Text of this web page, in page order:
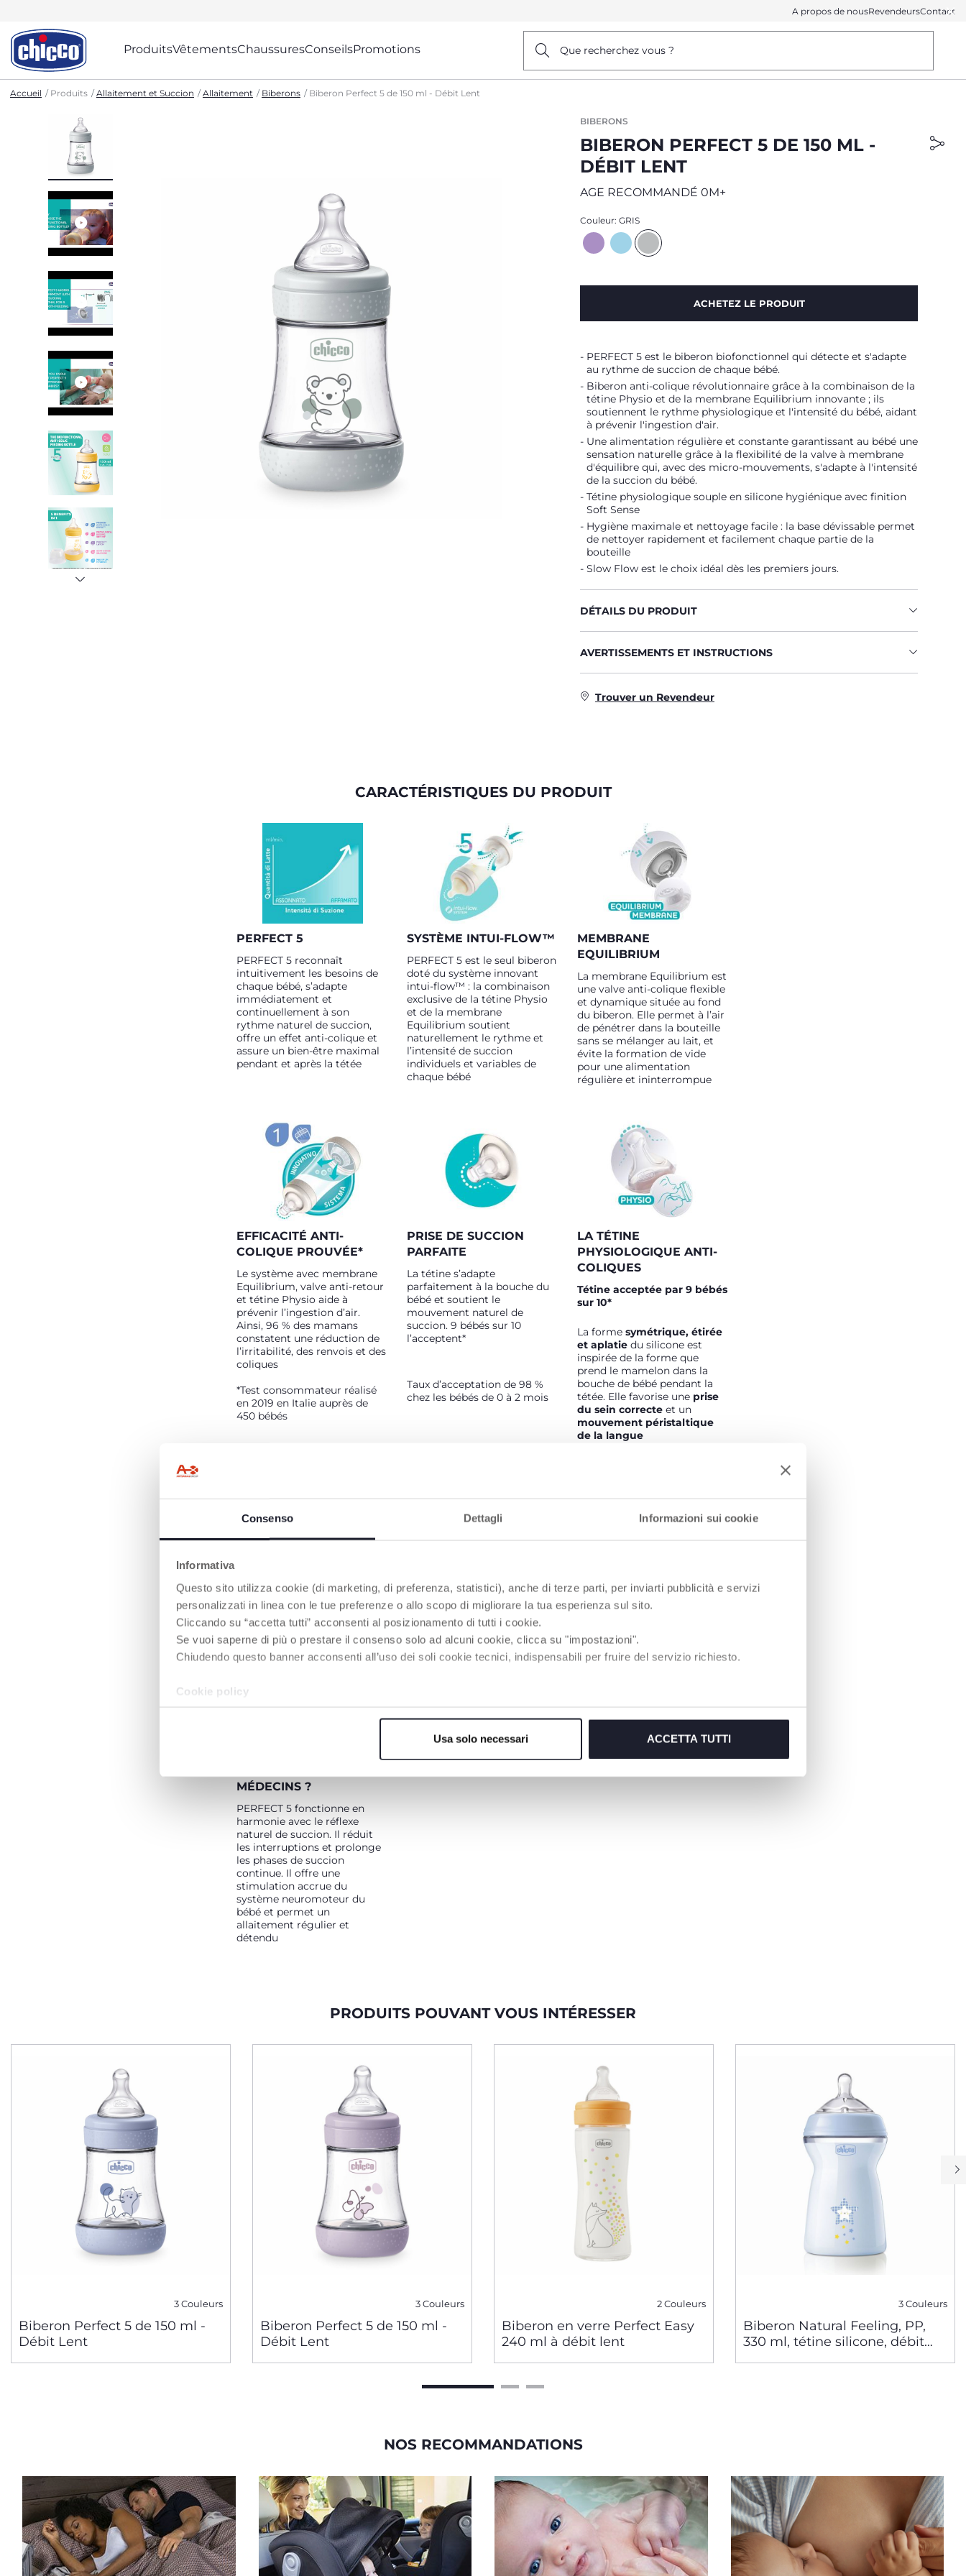
Consenso Dettagli Informazioni sui cookie
Informativa
Questo sito utilizza cookie (di marketing, di preferenza, statistici), anche di terze parti, per inviarti pubblicità e servizi
personalizzati in linea con le tue preferenze o allo scopo di migliorare la tua esperienza sul sito.
Cliccando su “accetta tutti” acconsenti al posizionamento di tutti i cookie.
Se vuoi saperne di più o prestare il consenso solo ad alcuni cookie, clicca su "impostazioni".
Chiudendo questo banner acconsenti all’uso dei soli cookie tecnici, indispensabili per fruire del servizio richiesto.
Cookie policy
Usa solo necessari ACCETTA TUTTI
A propos de nousRevendeursContact
ProduitsVêtementsChaussuresConseilsPromotions Que recherchez vous ?
Accueil Produits Allaitement et Succion Allaitement Biberons Biberon Perfect 5 de 150 ml - Débit Lent
BIBERONS
BIBERON PERFECT 5 DE 150 ML -
DÉBIT LENT
AGE RECOMMANDÉ 0M+
Couleur: GRIS
ACHETEZ LE PRODUIT
PERFECT 5 est le biberon biofonctionnel qui détecte et s'adapte
au rythme de succion de chaque bébé.
Biberon anti-colique révolutionnaire grâce à la combinaison de la
tétine Physio et de la membrane Equilibrium innovante ; ils
soutiennent le rythme physiologique et l'intensité du bébé, aidant
à prévenir l'ingestion d'air.
Une alimentation régulière et constante garantissant au bébé une
sensation naturelle grâce à la flexibilité de la valve à membrane
d'équilibre qui, avec des micro-mouvements, s'adapte à l'intensité
de la succion du bébé.
Tétine physiologique souple en silicone hygiénique avec finition
Soft Sense
Hygiène maximale et nettoyage facile : la base dévissable permet
de nettoyer rapidement et facilement chaque partie de la
bouteille
Slow Flow est le choix idéal dès les premiers jours.
DÉTAILS DU PRODUIT
AVERTISSEMENTS ET INSTRUCTIONS
Trouver un Revendeur
CARACTÉRISTIQUES DU PRODUIT
PERFECT 5
PERFECT 5 reconnaît
intuitivement les besoins de
chaque bébé, s’adapte
immédiatement et
continuellement à son
rythme naturel de succion,
offre un effet anti-colique et
assure un bien-être maximal
pendant et après la tétée
SYSTÈME INTUI-FLOW™
PERFECT 5 est le seul biberon
doté du système innovant
intui-flow™ : la combinaison
exclusive de la tétine Physio
et de la membrane
Equilibrium soutient
naturellement le rythme et
l’intensité de succion
individuels et variables de
chaque bébé
MEMBRANE
EQUILIBRIUM
La membrane Equilibrium est
une valve anti-colique flexible
et dynamique située au fond
du biberon. Elle permet à l’air
de pénétrer dans la bouteille
sans se mélanger au lait, et
évite la formation de vide
pour une alimentation
régulière et ininterrompue
EFFICACITÉ ANTI-
COLIQUE PROUVÉE*
Le système avec membrane
Equilibrium, valve anti-retour
et tétine Physio aide à
prévenir l’ingestion d’air.
Ainsi, 96 % des mamans
constatent une réduction de
l’irritabilité, des renvois et des
coliques
*Test consommateur réalisé
en 2019 en Italie auprès de
450 bébés
PRISE DE SUCCION
PARFAITE
La tétine s’adapte
parfaitement à la bouche du
bébé et soutient le
mouvement naturel de
succion. 9 bébés sur 10
l’acceptent*
Taux d’acceptation de 98 %
chez les bébés de 0 à 2 mois
LA TÉTINE
PHYSIOLOGIQUE ANTI-
COLIQUES
Tétine acceptée par 9 bébés
sur 10*
La forme symétrique, étirée
et aplatie du silicone est
inspirée de la forme que
prend le mamelon dans la
bouche de bébé pendant la
tétée. Elle favorise une prise
du sein correcte et un
mouvement péristaltique
de la langue
l’allaitement maternel
*Test consommateurs, Italie,
2019, étude menée auprès de
MÉDECINS ?
PERFECT 5 fonctionne en
harmonie avec le réflexe
naturel de succion. Il réduit
les interruptions et prolonge
les phases de succion
continue. Il offre une
stimulation accrue du
système neuromoteur du
bébé et permet un
allaitement régulier et
détendu
PRODUITS POUVANT VOUS INTÉRESSER
3 Couleurs
Biberon Perfect 5 de 150 ml -
Débit Lent
3 Couleurs
Biberon Perfect 5 de 150 ml -
Débit Lent
2 Couleurs
Biberon en verre Perfect Easy
240 ml à débit lent
3 Couleurs
Biberon Natural Feeling, PP,
330 ml, tétine silicone, débit
NOS RECOMMANDATIONS